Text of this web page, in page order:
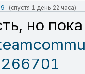
(спустя 1 день 22 часа)
но